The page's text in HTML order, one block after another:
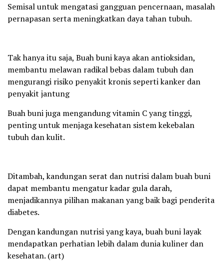
Semisal untuk mengatasi gangguan pencernaan, masalah
pernapasan serta meningkatkan daya tahan tubuh.
Tak hanya itu saja, Buah buni kaya akan antioksidan,
membantu melawan radikal bebas dalam tubuh dan
mengurangi risiko penyakit kronis seperti kanker dan
penyakit jantung
Buah buni juga mengandung vitamin C yang tinggi,
penting untuk menjaga kesehatan sistem kekebalan
tubuh dan kulit.
Ditambah, kandungan serat dan nutrisi dalam buah buni
dapat membantu mengatur kadar gula darah,
menjadikannya pilihan makanan yang baik bagi penderita
diabetes.
Dengan kandungan nutrisi yang kaya, buah buni layak
mendapatkan perhatian lebih dalam dunia kuliner dan
kesehatan. (art)